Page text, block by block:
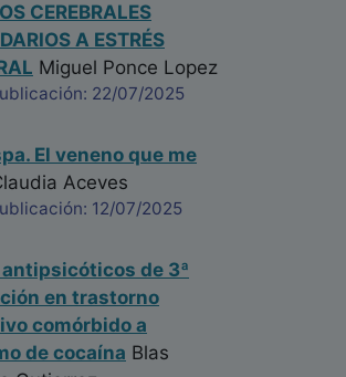
CEREBRALES
A ESTRÉS
Miguel Ponce Lopez
22/07/2025
El veneno que me
Aceves
12/07/2025
antipsicóticos de 3ª
en trastorno
comórbido a
de cocaína Blas